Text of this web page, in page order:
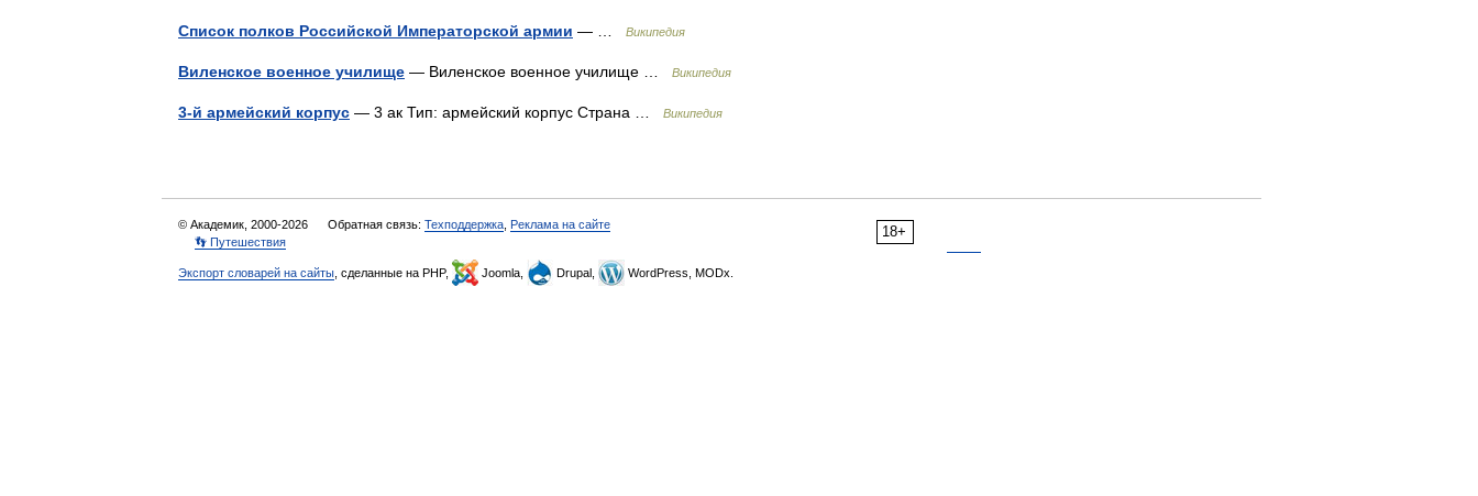
Список полков Российской Императорской армии — … Википедия
Виленское военное училище — Виленское военное училище … Википедия
3-й армейский корпус — 3 ак Тип: армейский корпус Страна … Википедия
18+
© Академик, 2000-2026 Обратная связь: Техподдержка Реклама на сайте
👣 Путешествия
Экспорт словарей на сайты , сделанные на PHP, Joomla, Drupal, WordPress, MODx.